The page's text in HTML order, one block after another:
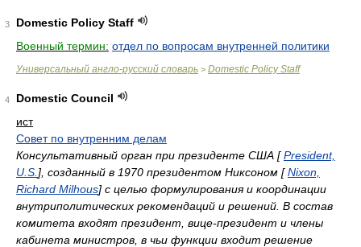
3
Domestic Policy Staff
Военный термин: отдел по вопросам внутренней политики
Универсальный англо-русский словарь > Domestic Policy Staff
4
Domestic Council
ист
Совет по внутренним делам
Консультативный орган при президенте США [President,
U.S. ], созданный в 1970 президентом Никсоном [Nixon,
Richard Milhous] с целью формулирования и координации
внутриполитических рекомендаций и решений. В состав
комитета входят президент, вице-президент и члены
кабинета министров, в чьи функции входит решение